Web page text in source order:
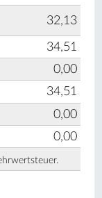
32,13
34,51
0,00
34,51
0,00
0,00